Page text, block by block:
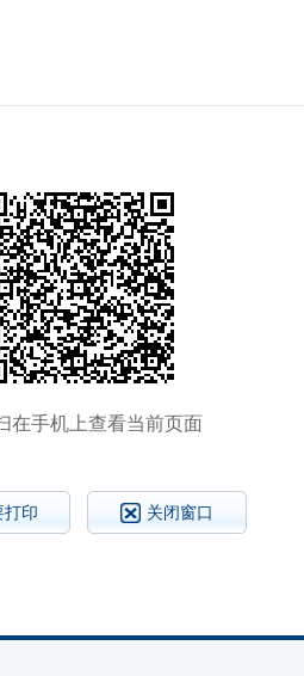
在手机上查看当前页面
打印 关闭窗口